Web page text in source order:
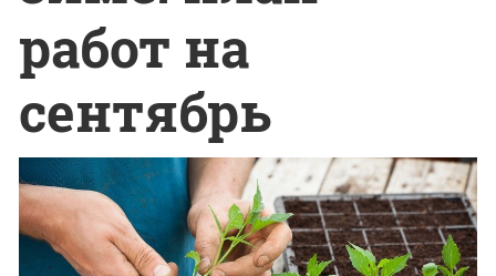
работ на
сентябрь